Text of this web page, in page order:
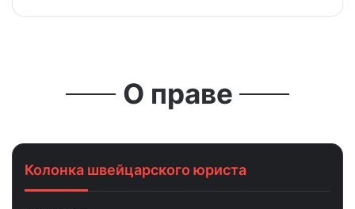
О праве
Колонка швейцарского юриста